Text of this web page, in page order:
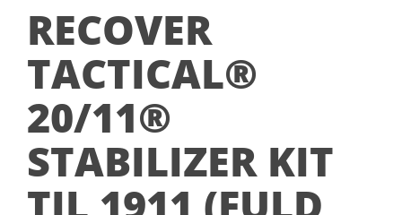
RECOVER
TACTICAL®
20/11®
STABILIZER KIT